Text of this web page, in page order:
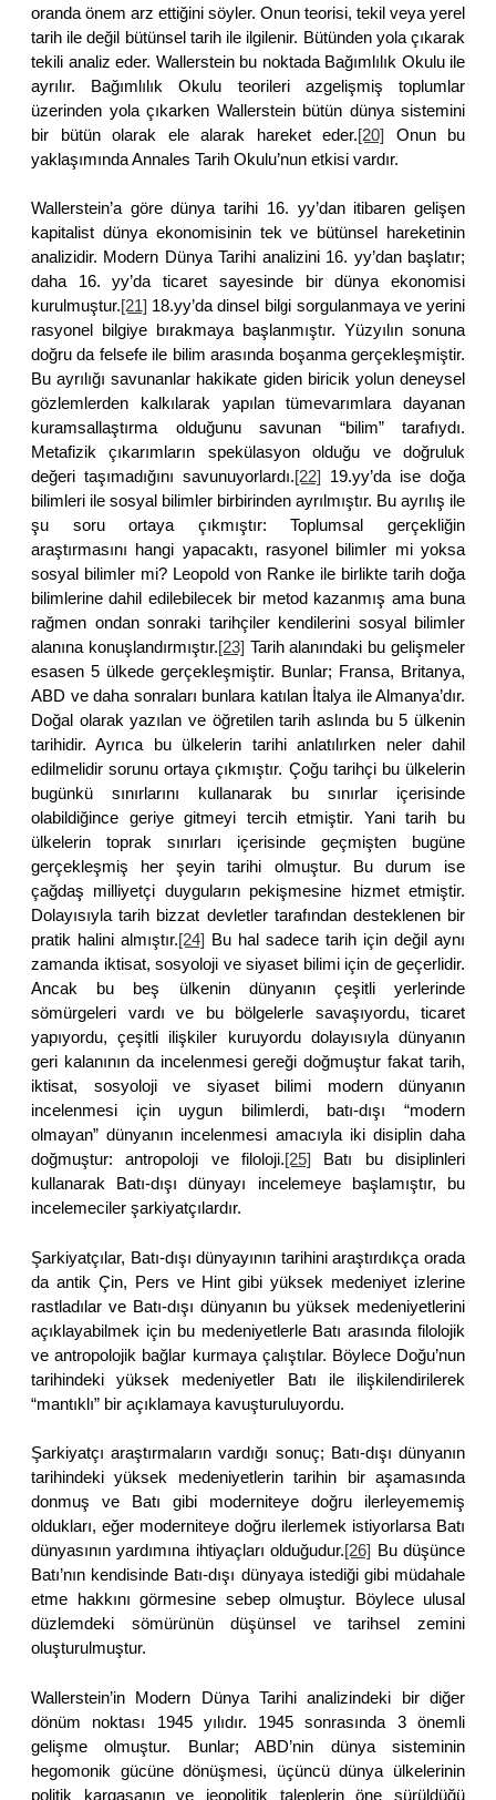
oranda önem arz ettiğini söyler. Onun teorisi, tekil veya yerel
tarih ile değil bütünsel tarih ile ilgilenir. Bütünden yola çıkarak
tekili analiz eder. Wallerstein bu noktada Bağımlılık Okulu ile
ayrılır. Bağımlılık Okulu teorileri azgelişmiş toplumlar
üzerinden yola çıkarken Wallerstein bütün dünya sistemini
bir bütün olarak ele alarak hareket eder.[20] Onun bu
yaklaşımında Annales Tarih Okulu’nun etkisi vardır.
Wallerstein’a göre dünya tarihi 16. yy’dan itibaren gelişen
kapitalist dünya ekonomisinin tek ve bütünsel hareketinin
analizidir. Modern Dünya Tarihi analizini 16. yy’dan başlatır;
daha 16. yy’da ticaret sayesinde bir dünya ekonomisi
kurulmuştur.[21] 18.yy’da dinsel bilgi sorgulanmaya ve yerini
rasyonel bilgiye bırakmaya başlanmıştır. Yüzyılın sonuna
doğru da felsefe ile bilim arasında boşanma gerçekleşmiştir.
Bu ayrılığı savunanlar hakikate giden biricik yolun deneysel
gözlemlerden kalkılarak yapılan tümevarımlara dayanan
kuramsallaştırma olduğunu savunan “bilim” tarafıydı.
Metafizik çıkarımların spekülasyon olduğu ve doğruluk
değeri taşımadığını savunuyorlardı.[22] 19.yy’da ise doğa
bilimleri ile sosyal bilimler birbirinden ayrılmıştır. Bu ayrılış ile
şu soru ortaya çıkmıştır: Toplumsal gerçekliğin
araştırmasını hangi yapacaktı, rasyonel bilimler mi yoksa
sosyal bilimler mi? Leopold von Ranke ile birlikte tarih doğa
bilimlerine dahil edilebilecek bir metod kazanmış ama buna
rağmen ondan sonraki tarihçiler kendilerini sosyal bilimler
alanına konuşlandırmıştır.[23] Tarih alanındaki bu gelişmeler
esasen 5 ülkede gerçekleşmiştir. Bunlar; Fransa, Britanya,
ABD ve daha sonraları bunlara katılan İtalya ile Almanya’dır.
Doğal olarak yazılan ve öğretilen tarih aslında bu 5 ülkenin
tarihidir. Ayrıca bu ülkelerin tarihi anlatılırken neler dahil
edilmelidir sorunu ortaya çıkmıştır. Çoğu tarihçi bu ülkelerin
bugünkü sınırlarını kullanarak bu sınırlar içerisinde
olabildiğince geriye gitmeyi tercih etmiştir. Yani tarih bu
ülkelerin toprak sınırları içerisinde geçmişten bugüne
gerçekleşmiş her şeyin tarihi olmuştur. Bu durum ise
çağdaş milliyetçi duyguların pekişmesine hizmet etmiştir.
Dolayısıyla tarih bizzat devletler tarafından desteklenen bir
pratik halini almıştır.[24] Bu hal sadece tarih için değil aynı
zamanda iktisat, sosyoloji ve siyaset bilimi için de geçerlidir.
Ancak bu beş ülkenin dünyanın çeşitli yerlerinde
sömürgeleri vardı ve bu bölgelerle savaşıyordu, ticaret
yapıyordu, çeşitli ilişkiler kuruyordu dolayısıyla dünyanın
geri kalanının da incelenmesi gereği doğmuştur fakat tarih,
iktisat, sosyoloji ve siyaset bilimi modern dünyanın
incelenmesi için uygun bilimlerdi, batı-dışı “modern
olmayan” dünyanın incelenmesi amacıyla iki disiplin daha
doğmuştur: antropoloji ve filoloji.[25] Batı bu disiplinleri
kullanarak Batı-dışı dünyayı incelemeye başlamıştır, bu
incelemeciler şarkiyatçılardır.
Şarkiyatçılar, Batı-dışı dünyayının tarihini araştırdıkça orada
da antik Çin, Pers ve Hint gibi yüksek medeniyet izlerine
rastladılar ve Batı-dışı dünyanın bu yüksek medeniyetlerini
açıklayabilmek için bu medeniyetlerle Batı arasında filolojik
ve antropolojik bağlar kurmaya çalıştılar. Böylece Doğu’nun
tarihindeki yüksek medeniyetler Batı ile ilişkilendirilerek
“mantıklı” bir açıklamaya kavuşturuluyordu.
Şarkiyatçı araştırmaların vardığı sonuç; Batı-dışı dünyanın
tarihindeki yüksek medeniyetlerin tarihin bir aşamasında
donmuş ve Batı gibi moderniteye doğru ilerleyememiş
oldukları, eğer moderniteye doğru ilerlemek istiyorlarsa Batı
dünyasının yardımına ihtiyaçları olduğudur.[26] Bu düşünce
Batı’nın kendisinde Batı-dışı dünyaya istediği gibi müdahale
etme hakkını görmesine sebep olmuştur. Böylece ulusal
düzlemdeki sömürünün düşünsel ve tarihsel zemini
oluşturulmuştur.
Wallerstein’in Modern Dünya Tarihi analizindeki bir diğer
dönüm noktası 1945 yılıdır. 1945 sonrasında 3 önemli
gelişme olmuştur. Bunlar; ABD’nin dünya sisteminin
hegomonik gücüne dönüşmesi, üçüncü dünya ülkelerinin
politik kargaşanın ve jeopolitik taleplerin öne sürüldüğü